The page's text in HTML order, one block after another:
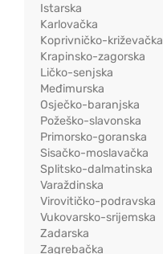
Istarska
Karlovačka
Koprivničko-križevačka
Krapinsko-zagorska
Ličko-senjska
Međimurska
Osječko-baranjska
Požeško-slavonska
Primorsko-goranska
Sisačko-moslavačka
Splitsko-dalmatinska
Varaždinska
Virovitičko-podravska
Vukovarsko-srijemska
Zadarska
Zagrebačka